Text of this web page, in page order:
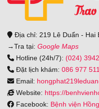
Địa chỉ: 219 Lê Duẩn - Hai
→Tra tại: Google Maps
Hotline (24h/7): (024)
Đặt lịch khám: 086 977
Email:
Website: https://
Facebook: Bệnh viện